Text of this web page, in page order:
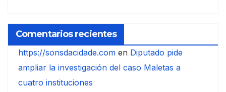
Comentarios recientes
https://sonsdacidade.com en Diputado pide
ampliar la investigación del caso Maletas a
cuatro instituciones